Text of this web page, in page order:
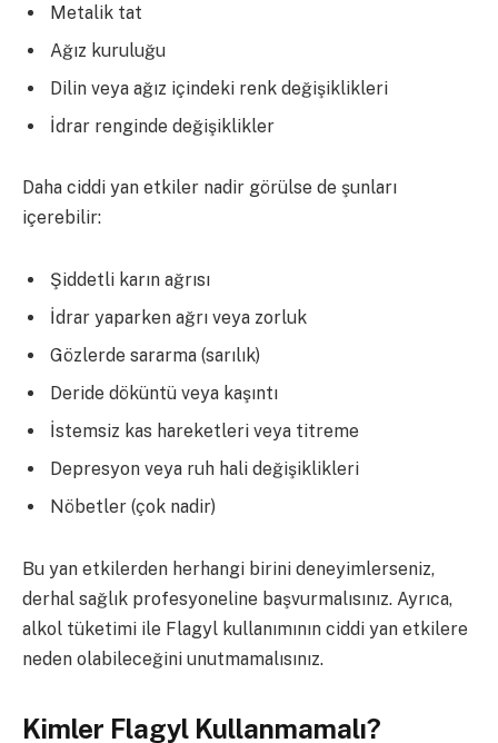
Metalik tat
Ağız kuruluğu
Dilin veya ağız içindeki renk değişiklikleri
İdrar renginde değişiklikler
Daha ciddi yan etkiler nadir görülse de şunları
içerebilir:
Şiddetli karın ağrısı
İdrar yaparken ağrı veya zorluk
Gözlerde sararma (sarılık)
Deride döküntü veya kaşıntı
İstemsiz kas hareketleri veya titreme
Depresyon veya ruh hali değişiklikleri
Nöbetler (çok nadir)
Bu yan etkilerden herhangi birini deneyimlerseniz,
derhal sağlık profesyoneline başvurmalısınız. Ayrıca,
alkol tüketimi ile Flagyl kullanımının ciddi yan etkilere
neden olabileceğini unutmamalısınız.
Kimler Flagyl Kullanmamalı?